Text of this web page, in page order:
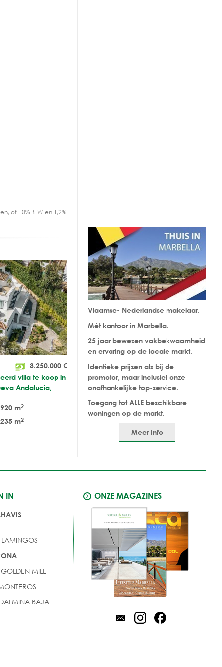
of 10% BTW en 1,2%
Vlaamse- Nederlandse makelaar.
Mét kantoor in Marbella.
25 jaar bewezen vakbekwaamheid
en ervaring op de locale markt.
Identieke prijzen als bij de
promotor, maar inclusief onze
onafhankelijke top-service.
Toegang tot ALLE beschikbare
woningen op de markt.
Meer Info
3.250.000 €
villa te koop in
Andalucia,
920 m2
235 m2
IN
MILE
BAJA
ONZE MAGAZINES